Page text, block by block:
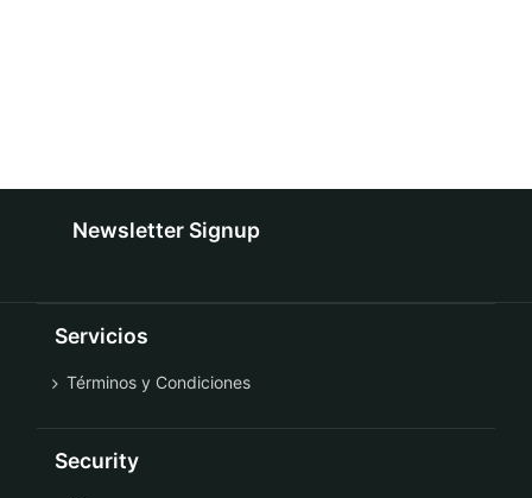
Newsletter Signup
Servicios
Términos y Condiciones
Security